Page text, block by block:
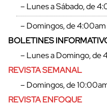
– Lunes a Sábado, de
– Domingos, de
BOLETINES
– Lunes a Domingo, de
REVISTA SEMANAL
– Domingos, de
REVISTA ENFOQUE